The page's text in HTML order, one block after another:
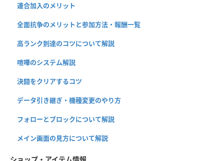
連合加入のメリット
全面抗争のメリットと参加方法・報酬一覧
高ランク到達のコツについて解説
喧嘩のシステム解説
決闘をクリアするコツ
データ引き継ぎ・機種変更のやり方
フォローとブロックについて解説
メイン画面の見方について解説
ショップ・アイテム情報